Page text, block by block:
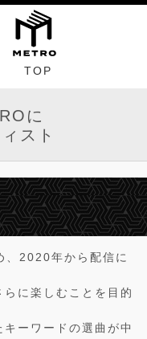
TOP
に
スト
、2020年から配信に
に楽しむことを目的
ーワードの選曲が中